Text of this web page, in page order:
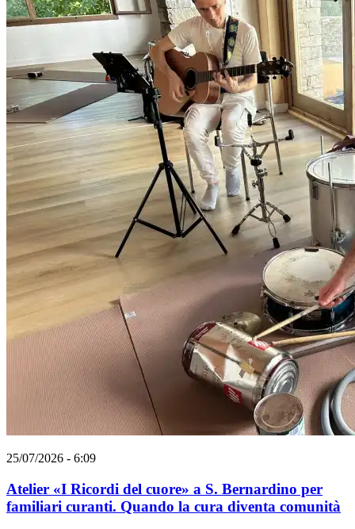
25/07/2026 - 6:09
Atelier «I Ricordi del cuore» a S. Bernardino per
familiari curanti. Quando la cura diventa comunità